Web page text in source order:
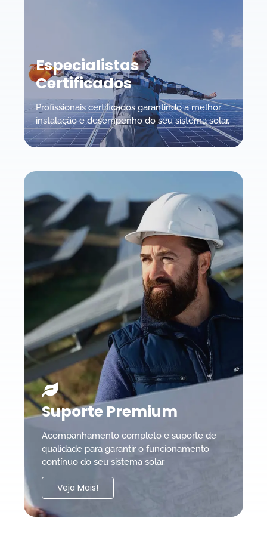
Especialistas
Certificados
Profissionais certificados garantindo a melhor
instalação e desempenho do seu sistema solar.
Suporte Premium
Acompanhamento completo e suporte de
qualidade para garantir o funcionamento
contínuo do seu sistema solar.
Veja Mais!